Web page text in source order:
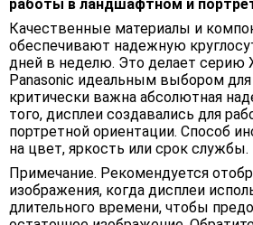
работы в ландшафтном и
Качественные материалы и
обеспечивают надежную
дней в неделю. Это делает
Panasonic идеальным выбором для
критически важна абсолютная
того, дисплеи создавались для
портретной ориентации. Способ
на цвет, яркость или срок службы.
Примечание. Рекомендуется
изображения, когда дисплеи
длительного времени, чтобы